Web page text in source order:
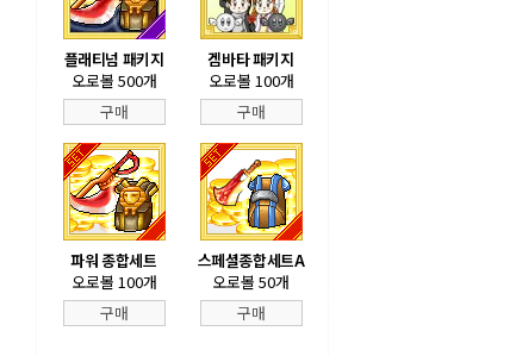
플래티넘 패키지
오로볼 500개
구매
겜바타 패키지
오로볼 100개
구매
파워 종합세트
오로볼 100개
구매
스페셜종합세트A
오로볼 50개
구매